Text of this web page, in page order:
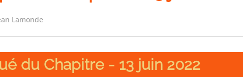
Lamonde
du Chapitre - 13 juin 2022